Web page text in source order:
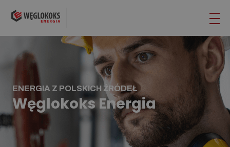
ENERGIA Z POLSKICH ŹRÓDEŁ
Węglokoks Energia